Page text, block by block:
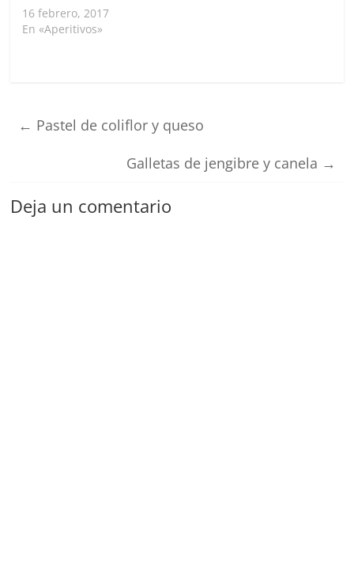
16 febrero, 2017
En «Aperitivos»
← Pastel de coliflor y queso
Galletas de jengibre y canela →
Deja un comentario